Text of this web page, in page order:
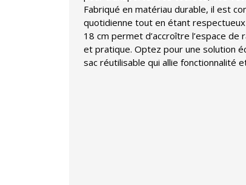
Fabriqué en matériau durable, il est
quotidienne tout en étant
18 cm permet d’accroître l’espace
et pratique. Optez pour une solution
sac réutilisable qui allie fonctionnalité